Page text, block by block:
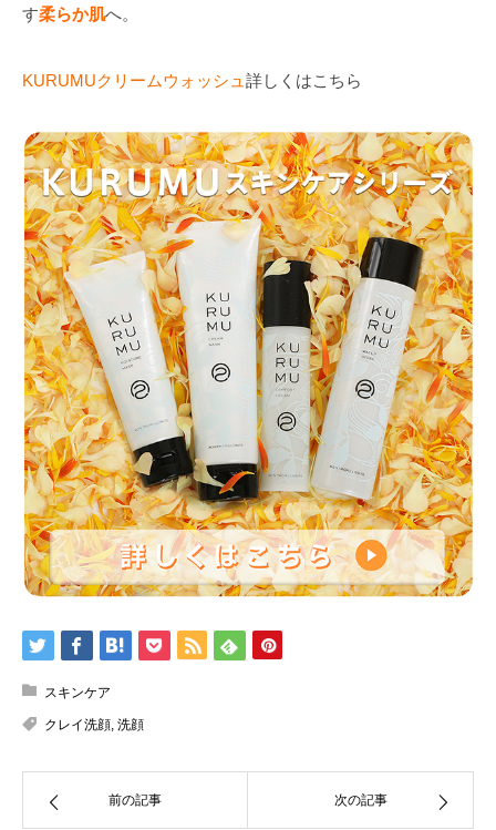
す柔らか肌へ。
KURUMUクリームウォッシュ 詳しくはこちら
スキンケア
クレイ洗顔, 洗顔
前の記事 次の記事